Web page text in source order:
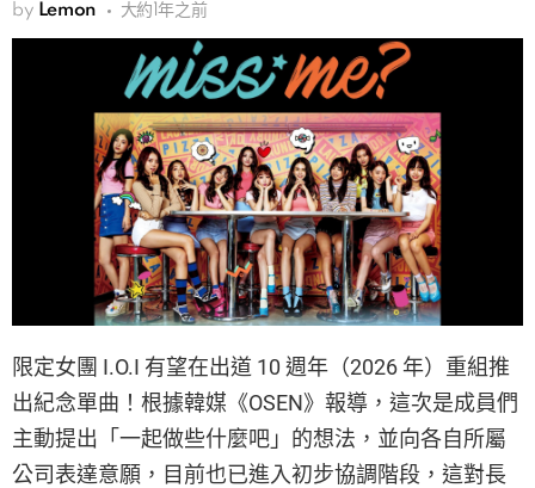
by Lemon 大約1年之前
限定女團 I.O.I 有望在出道 10 週年（2026 年）重組推
出紀念單曲！根據韓媒《OSEN》報導，這次是成員們
主動提出「一起做些什麼吧」的想法，並向各自所屬
公司表達意願，目前也已進入初步協調階段，這對長